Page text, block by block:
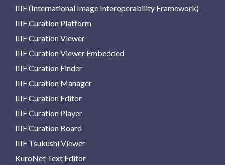
IIIF (International Image Interoperability Framework)
IIIF Curation Platform
IIIF Curation Viewer
IIIF Curation Viewer Embedded
IIIF Curation Finder
IIIF Curation Manager
IIIF Curation Editor
IIIF Curation Player
IIIF Curation Board
IIIF Tsukushi Viewer
KuroNet Text Editor